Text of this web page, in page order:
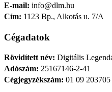
E-mail: info@dlm.hu
Cím: 1123 Bp., Alkotás u. 7/A
Cégadatok
Rövidített név: Digitális
Adószám: 25167146-2-41
Cégjegyzékszám: 01 09 203705